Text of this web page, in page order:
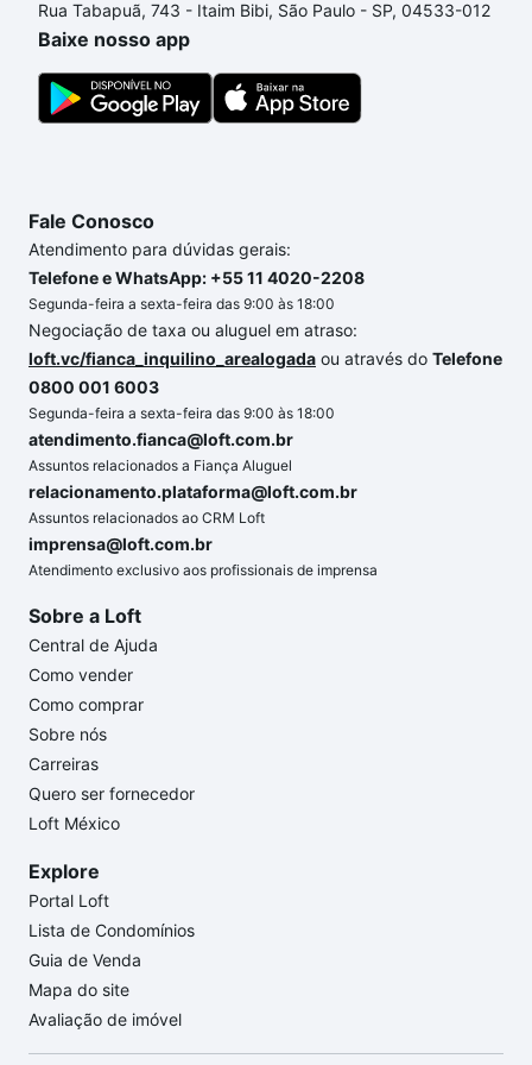
um apartamento
e conte com a gente para comprar
o imóvel dos seus sonhos com segurança e
conforto. Loft, com você até as chaves.
Rua Tabapuã, 743 - Itaim Bibi, São Paulo - SP, 04533-012
Baixe nosso app
Fale Conosco
Atendimento para dúvidas gerais:
Telefone e WhatsApp: +55 11 4020-2208
Segunda-feira a sexta-feira das 9:00 às 18:00
Negociação de taxa ou aluguel em atraso:
loft.vc/fianca_inquilino_arealogada ou através do Telefone
0800 001 6003
Segunda-feira a sexta-feira das 9:00 às 18:00
atendimento.fianca@loft.com.br
Assuntos relacionados a Fiança Aluguel
relacionamento.plataforma@loft.com.br
Assuntos relacionados ao CRM Loft
imprensa@loft.com.br
Atendimento exclusivo aos profissionais de imprensa
Sobre a Loft
Central de Ajuda
Como vender
Como comprar
Sobre nós
Carreiras
Quero ser fornecedor
Loft México
Explore
Portal Loft
Lista de Condomínios
Guia de Venda
Mapa do site
Avaliação de imóvel